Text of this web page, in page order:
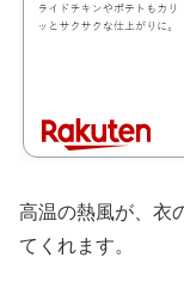
高温の熱風が、衣
てくれます。